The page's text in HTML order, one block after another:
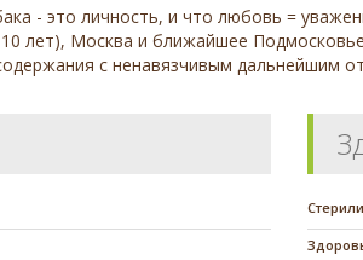
- это личность, и что любовь =
лет), Москва и ближайшее
с ненавязчивым дальнейшим